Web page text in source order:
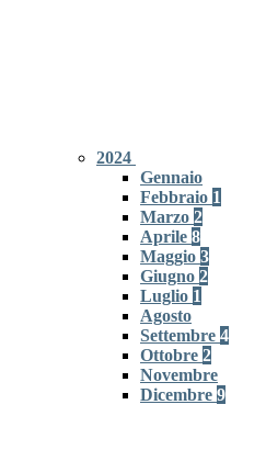
2024
Gennaio
Febbraio 1
Marzo 2
Aprile 8
Maggio 3
Giugno 2
Luglio 1
Agosto
Settembre 4
Ottobre 2
Novembre
Dicembre 9